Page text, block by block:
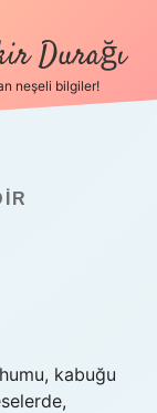
Durağı
neşeli bilgiler!
kabuğu